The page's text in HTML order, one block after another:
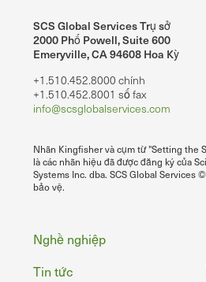
SCS Global Services Trụ sở
2000 Phố Powell, Suite 600
Emeryville, CA 94608 Hoa Kỳ
+1.510.452.8000 chính
+1.510.452.8001 số fax
info@scsglobalservices.com
Nhãn Kingfisher và cụm từ "Setting the
là các nhãn hiệu đã được đăng ký của
Systems Inc. dba. SCS Global Services
bảo vệ.
Chân
Nghề nghiệp
Tin tức